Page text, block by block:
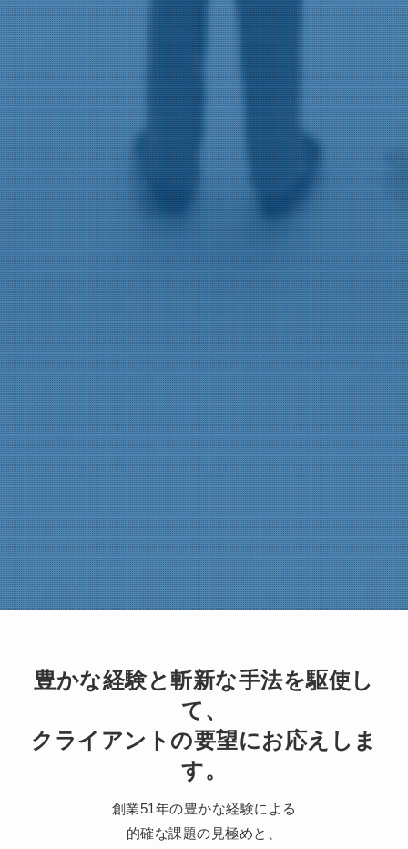
豊かな経験と斬新な手法を駆使し
て、
クライアントの要望にお応えしま
す。
創業51年の豊かな経験による
的確な課題の見極めと、